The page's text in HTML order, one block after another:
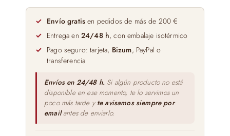
de
Haro
San
Vicente
Sonsierra
cantidad
Envío gratis en pedidos de más de 200 €
Entrega en 24/48 h, con embalaje isotérmico
Pago seguro: tarjeta, Bizum, PayPal o
transferencia
Envíos en 24/48 h. Si algún producto no está
disponible en ese momento, te lo servimos un
poco más tarde y te avisamos siempre por
emailantes de enviarlo.